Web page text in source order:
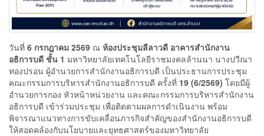
วันที่ 6 กรกฎาคม 2569 ณ ห้องประชุมลีลาวดี อาคารสำนักงาน
อธิการบดี ชั้น 1 มหาวิทยาลัยเทคโนโลยีราชมงคลล้านนา นางปวีณา
ทองปรอน ผู้อำนวยการสำนักงานอธิการบดี เป็นประธานการประชุม
คณะกรรมการบริหารสำนักงานอธิการบดี ครั้งที่ 19 (6/2569) โดยมีผู้
อำนวยการกอง หัวหน้าหน่วยงาน และคณะกรรมการบริหารสำนักงาน
อธิการบดี เข้าร่วมประชุม เพื่อติดตามผลการดำเนินงาน พร้อม
พิจารณาแนวทางการขับเคลื่อนภารกิจสำคัญของสำนักงานอธิการบดี
ให้สอดคล้องกับนโยบายและยุทธศาสตร์ของมหาวิทยาลัย